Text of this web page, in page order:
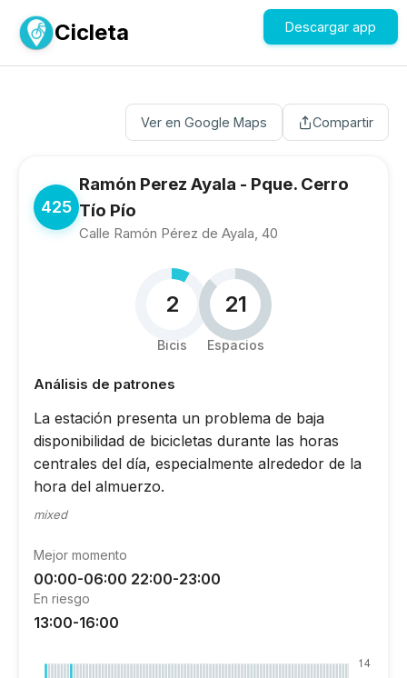
Cicleta Descargar app
Ver en Google Maps Compartir
425
Ramón Perez Ayala - Pque. Cerro
Tío Pío
Calle Ramón Pérez de Ayala, 40
2
Bicis
21
Espacios
Análisis de patrones
La estación presenta un problema de baja
disponibilidad de bicicletas durante las horas
centrales del día, especialmente alrededor de la
hora del almuerzo.
mixed
Mejor momento
00:00-06:00 22:00-23:00
En riesgo
13:00-16:00